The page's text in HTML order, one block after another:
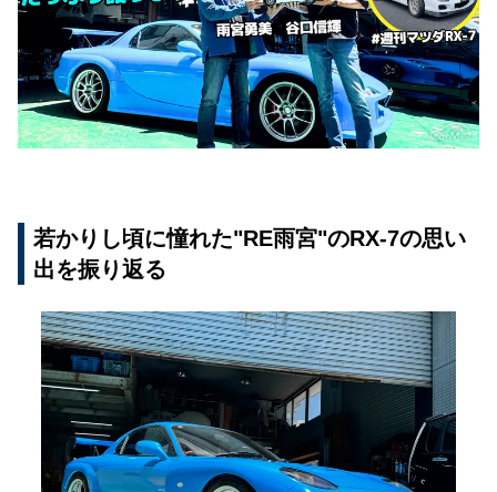
若かりし頃に憧れた"RE雨宮"のRX-7の思い
出を振り返る